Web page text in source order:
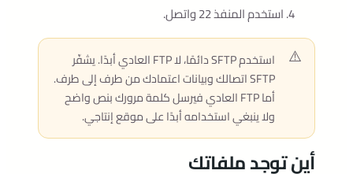
استخدم المنفذ 22 واتصل.
استخدم SFTP دائمًا، لا FTP العادي أبدًا. يشفّر
SFTP اتصالك وبيانات اعتمادك من طرف إلى طرف.
أما FTP العادي فيرسل كلمة مرورك بنص واضح
ولا ينبغي استخدامه أبدًا على موقع إنتاجي.
أين توجد ملفاتك